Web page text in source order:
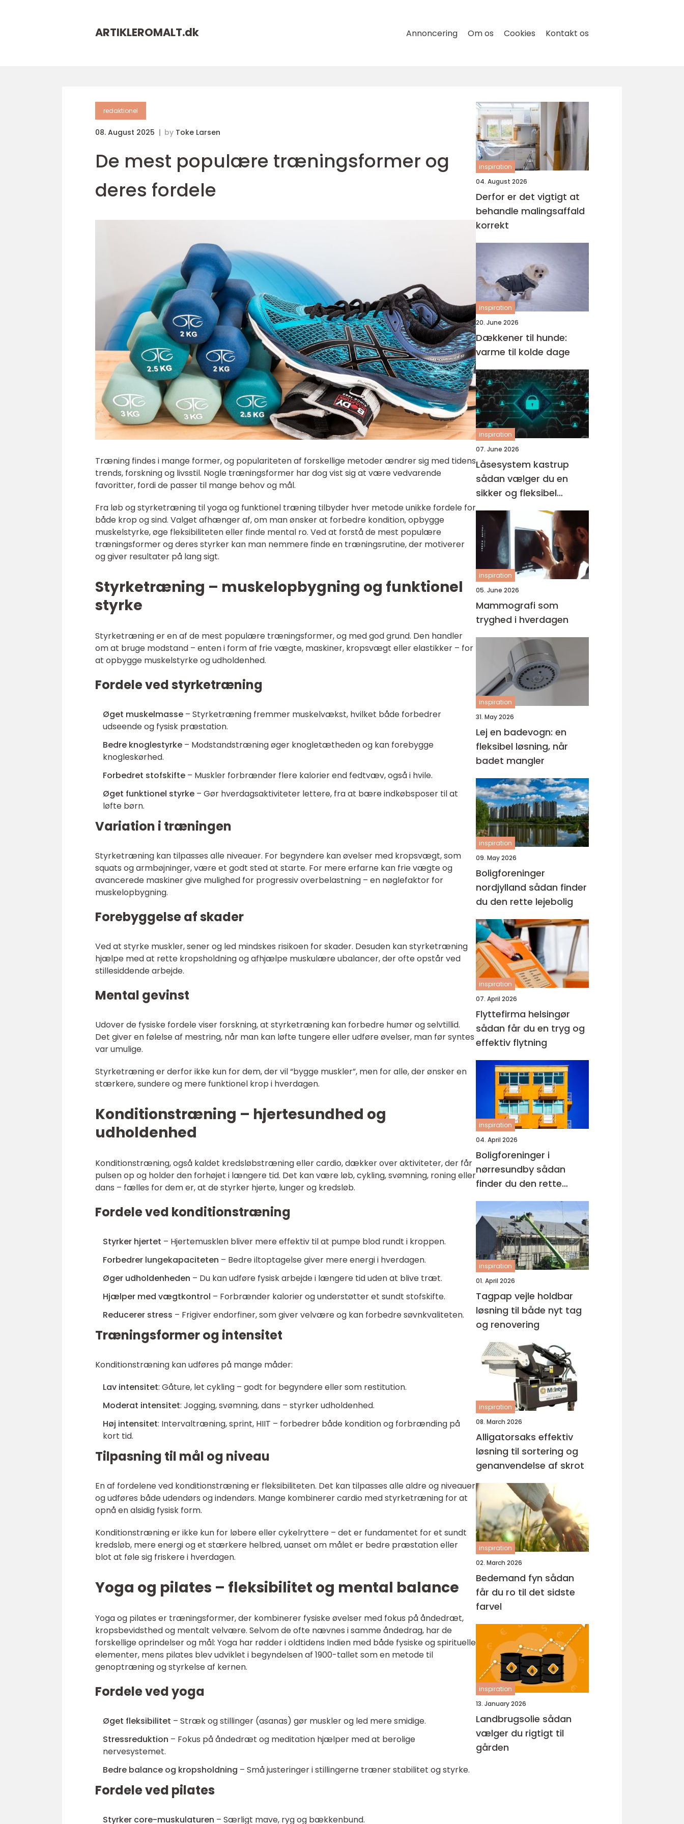
ARTIKLEROMALT.dk Annoncering Om os Cookies Kontakt os
redaktionel
08. August 2025 by Toke Larsen
De mest populære træningsformer og
deres fordele
Træning findes i mange former, og populariteten af forskellige metoder ændrer sig med tidens
trends, forskning og livsstil. Nogle træningsformer har dog vist sig at være vedvarende
favoritter, fordi de passer til mange behov og mål.
Fra løb og styrketræning til yoga og funktionel træning tilbyder hver metode unikke fordele for
både krop og sind. Valget afhænger af, om man ønsker at forbedre kondition, opbygge
muskelstyrke, øge fleksibiliteten eller finde mental ro. Ved at forstå de mest populære
træningsformer og deres styrker kan man nemmere finde en træningsrutine, der motiverer
og giver resultater på lang sigt.
Styrketræning – muskelopbygning og funktionel
styrke
Styrketræning er en af de mest populære træningsformer, og med god grund. Den handler
om at bruge modstand – enten i form af frie vægte, maskiner, kropsvægt eller elastikker – for
at opbygge muskelstyrke og udholdenhed.
Fordele ved styrketræning
Øget muskelmasse – Styrketræning fremmer muskelvækst, hvilket både forbedrer
udseende og fysisk præstation.
Bedre knoglestyrke – Modstandstræning øger knogletætheden og kan forebygge
knogleskørhed.
Forbedret stofskifte – Muskler forbrænder flere kalorier end fedtvæv, også i hvile.
Øget funktionel styrke – Gør hverdagsaktiviteter lettere, fra at bære indkøbsposer til at
løfte børn.
Variation i træningen
Styrketræning kan tilpasses alle niveauer. For begyndere kan øvelser med kropsvægt, som
squats og armbøjninger, være et godt sted at starte. For mere erfarne kan frie vægte og
avancerede maskiner give mulighed for progressiv overbelastning – en nøglefaktor for
muskelopbygning.
Forebyggelse af skader
Ved at styrke muskler, sener og led mindskes risikoen for skader. Desuden kan styrketræning
hjælpe med at rette kropsholdning og afhjælpe muskulære ubalancer, der ofte opstår ved
stillesiddende arbejde.
Mental gevinst
Udover de fysiske fordele viser forskning, at styrketræning kan forbedre humør og selvtillid.
Det giver en følelse af mestring, når man kan løfte tungere eller udføre øvelser, man før syntes
var umulige.
Styrketræning er derfor ikke kun for dem, der vil “bygge muskler”, men for alle, der ønsker en
stærkere, sundere og mere funktionel krop i hverdagen.
Konditionstræning – hjertesundhed og
udholdenhed
Konditionstræning, også kaldet kredsløbstræning eller cardio, dækker over aktiviteter, der får
pulsen op og holder den forhøjet i længere tid. Det kan være løb, cykling, svømning, roning eller
dans – fælles for dem er, at de styrker hjerte, lunger og kredsløb.
Fordele ved konditionstræning
Styrker hjertet – Hjertemusklen bliver mere effektiv til at pumpe blod rundt i kroppen.
Forbedrer lungekapaciteten – Bedre iltoptagelse giver mere energi i hverdagen.
Øger udholdenheden – Du kan udføre fysisk arbejde i længere tid uden at blive træt.
Hjælper med vægtkontrol – Forbrænder kalorier og understøtter et sundt stofskifte.
Reducerer stress – Frigiver endorfiner, som giver velvære og kan forbedre søvnkvaliteten.
Træningsformer og intensitet
Konditionstræning kan udføres på mange måder:
Lav intensitet: Gåture, let cykling – godt for begyndere eller som restitution.
Moderat intensitet: Jogging, svømning, dans – styrker udholdenhed.
Høj intensitet: Intervaltræning, sprint, HIIT – forbedrer både kondition og forbrænding på
kort tid.
Tilpasning til mål og niveau
En af fordelene ved konditionstræning er fleksibiliteten. Det kan tilpasses alle aldre og niveauer
og udføres både udendørs og indendørs. Mange kombinerer cardio med styrketræning for at
opnå en alsidig fysisk form.
Konditionstræning er ikke kun for løbere eller cykelryttere – det er fundamentet for et sundt
kredsløb, mere energi og et stærkere helbred, uanset om målet er bedre præstation eller
blot at føle sig friskere i hverdagen.
Yoga og pilates – fleksibilitet og mental balance
Yoga og pilates er træningsformer, der kombinerer fysiske øvelser med fokus på åndedræt,
kropsbevidsthed og mentalt velvære. Selvom de ofte nævnes i samme åndedrag, har de
forskellige oprindelser og mål: Yoga har rødder i oldtidens Indien med både fysiske og spirituelle
elementer, mens pilates blev udviklet i begyndelsen af 1900-tallet som en metode til
genoptræning og styrkelse af kernen.
Fordele ved yoga
Øget fleksibilitet – Stræk og stillinger (asanas) gør muskler og led mere smidige.
Stressreduktion – Fokus på åndedræt og meditation hjælper med at berolige
nervesystemet.
Bedre balance og kropsholdning – Små justeringer i stillingerne træner stabilitet og styrke.
Fordele ved pilates
Styrker core-muskulaturen – Særligt mave, ryg og bækkenbund.
inspiration
04. August 2026
Derfor er det vigtigt at
behandle malingsaffald
korrekt
inspiration
20. June 2026
Dækkener til hunde:
varme til kolde dage
inspiration
07. June 2026
Låsesystem kastrup
sådan vælger du en
sikker og fleksibel
løsning
inspiration
05. June 2026
Mammografi som
tryghed i hverdagen
inspiration
31. May 2026
Lej en badevogn: en
fleksibel løsning, når
badet mangler
inspiration
09. May 2026
Boligforeninger
nordjylland sådan finder
du den rette lejebolig
inspiration
07. April 2026
Flyttefirma helsingør
sådan får du en tryg og
effektiv flytning
inspiration
04. April 2026
Boligforeninger i
nørresundby sådan
finder du den rette
lejebolig
inspiration
01. April 2026
Tagpap vejle holdbar
løsning til både nyt tag
og renovering
inspiration
08. March 2026
Alligatorsaks effektiv
løsning til sortering og
genanvendelse af skrot
inspiration
02. March 2026
Bedemand fyn sådan
får du ro til det sidste
farvel
inspiration
13. January 2026
Landbrugsolie sådan
vælger du rigtigt til
gården